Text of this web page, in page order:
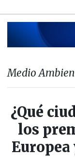
Medio
¿Qué
los
Europea